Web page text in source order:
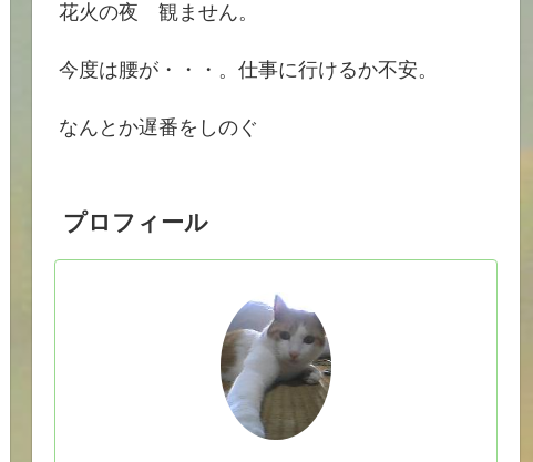
花火の夜 観ません。
今度は腰が・・・。仕事に行けるか不安。
なんとか遅番をしのぐ
プロフィール